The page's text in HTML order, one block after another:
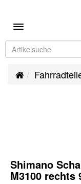
Toggle navigation
Shimano
M3100 rechts